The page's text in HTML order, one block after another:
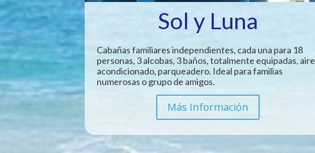
Sol y Luna
Cabañas familiares independientes, cada una para 18
personas, 3 alcobas, 3 baños, totalmente equipadas, aire
acondicionado, parqueadero. Ideal para familias
numerosas o grupo de amigos.
Más Información